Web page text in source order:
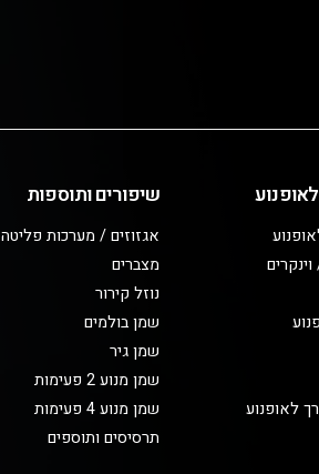
לאופנוע
שיפורים ותוספות
אגזוזים / מערכות פליטה
מצברים
נוזל קירור
שמן בולמים
שמן גיר
שמן מנוע 2 פעימות
שמן מנוע 4 פעימות
תרסיסים ותוספים